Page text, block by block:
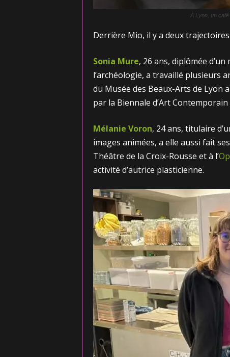
À Lyon, un
Derrière Mio, il y a deux
Sonia Mure, 26 ans, diplômée
l’archéologie, a travaillé plusieurs
du Musée des Beaux-Arts de Lyon
par la Biennale d’Art
Mélanie Voron, 24 ans, titulaire
images animées, a elle aussi fait
Théâtre de la Croix-Rousse et à l’
activité d’autrice plasticienne.